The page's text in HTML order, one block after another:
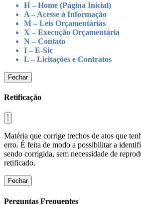
H – Home (Página Inicial)
A – Acesse à Informação
M – Leis Orçamentárias
X – Execução Orçamentária
N – Contato
I – E-Sic
L – Licitações e Contratos
Fechar
Retificação
Matéria que corrige trechos de atos que
erro. É feita de modo a possibilitar a
sendo corrigida, sem necessidade de
retificado.
Fechar
Perguntas Frequentes